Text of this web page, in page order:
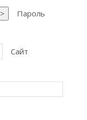
> Пароль
Сайт